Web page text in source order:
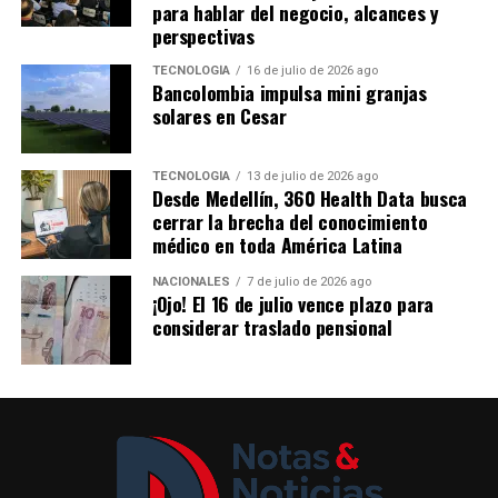
libertad.
Los ganadores
Gran Premio:Wiler Alexander Gil Rueda, por la
obraLa Rosa Mística
con Alta y Media Seguridad de Itagüí.
Mención de Honor:Jorge Cárdenas Sarabanda,
por la obraHistorias que cruzan el río Magdalena
del Centro Penitenciario de Mediana Seguridad de
Puerto Berrío.
Con este reconocimiento, la Fundación BAT Colombia
reafirma su compromiso con compromiso con la
promoción del arte como un instrumento de inclusión,
espacios para que el talento de los artistas populares y
de las personas privadas de la libertad sea reconocido y
para hablar del negocio, alcances y
perspectivas
TECNOLOGÍA 16 de julio de 2026 ago
Bancolombia impulsa mini granjas
solares en Cesar
TECNOLOGÍA 13 de julio de 2026 ago
Desde Medellín, 360 Health Data busca
cerrar la brecha del conocimiento
médico en toda América Latina
NACIONALES 7 de julio de 2026 ago
¡Ojo! El 16 de julio vence plazo para
considerar traslado pensional